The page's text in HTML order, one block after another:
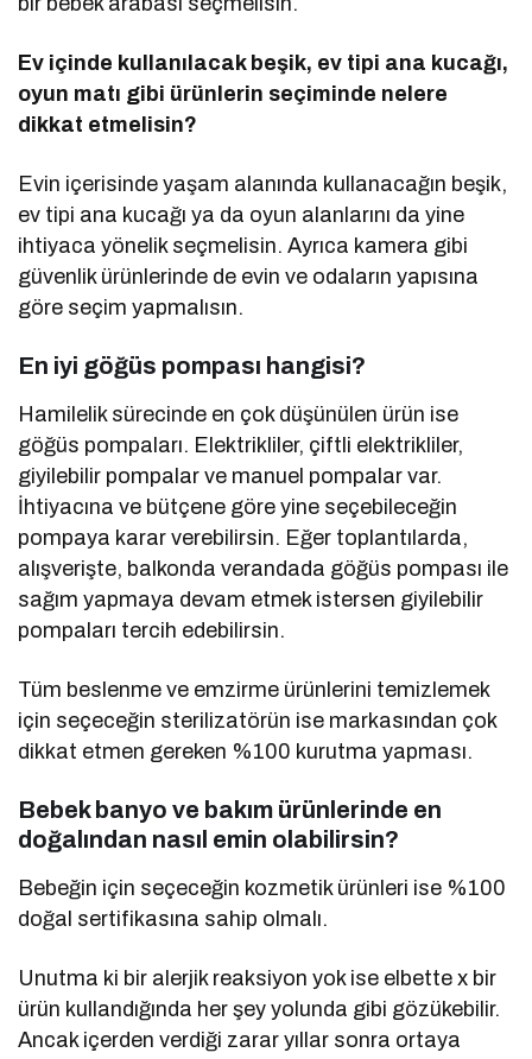
Ev içinde kullanılacak beşik, ev tipi ana kucağı,
oyun matı gibi ürünlerin seçiminde nelere
dikkat etmelisin?
Evin içerisinde yaşam alanında kullanacağın beşik,
ev tipi ana kucağı ya da oyun alanlarını da yine
ihtiyaca yönelik seçmelisin. Ayrıca kamera gibi
güvenlik ürünlerinde de evin ve odaların yapısına
göre seçim yapmalısın.
En iyi göğüs pompası hangisi?
Hamilelik sürecinde en çok düşünülen ürün ise
göğüs pompaları. Elektrikliler, çiftli elektrikliler,
giyilebilir pompalar ve manuel pompalar var.
İhtiyacına ve bütçene göre yine seçebileceğin
pompaya karar verebilirsin. Eğer toplantılarda,
alışverişte, balkonda verandada göğüs pompası ile
sağım yapmaya devam etmek istersen giyilebilir
pompaları tercih edebilirsin.
Tüm beslenme ve emzirme ürünlerini temizlemek
için seçeceğin sterilizatörün ise markasından çok
dikkat etmen gereken %100 kurutma yapması.
Bebek banyo ve bakım ürünlerinde en
doğalından nasıl emin olabilirsin?
Bebeğin için seçeceğin kozmetik ürünleri ise %100
doğal sertifikasına sahip olmalı.
Unutma ki bir alerjik reaksiyon yok ise elbette x bir
ürün kullandığında her şey yolunda gibi gözükebilir.
Ancak içerden verdiği zarar yıllar sonra ortaya